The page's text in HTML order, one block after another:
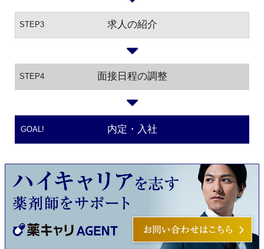
STEP3 求人の紹介
STEP4 面接日程の調整
GOAL! 内定・入社